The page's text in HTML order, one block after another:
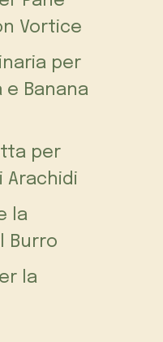
Vortice
per
e Banana
per
Arachidi
la
Burro
la